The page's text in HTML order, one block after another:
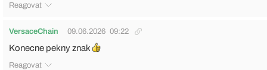
Reagovat
VersaceChain 09.06.2026 09:22
Konecne pekny znak
Reagovat